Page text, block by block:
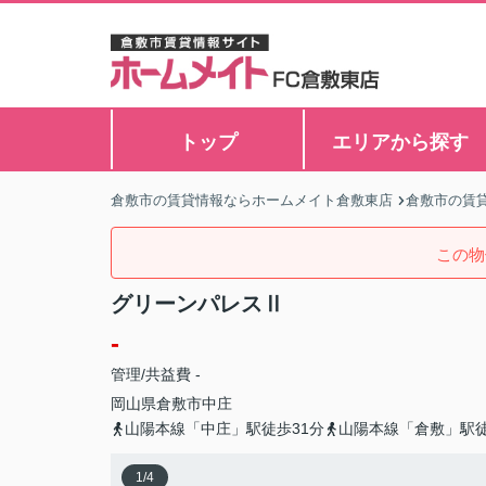
トップ エリアから探す
倉敷市の賃貸情報ならホームメイト倉敷東店 倉敷市の賃
この
グリーンパレスⅡ
-
管理/共益費 -
岡山県倉敷市中庄
山陽本線「中庄」駅徒歩31分
山陽本線「倉敷」駅
1/4